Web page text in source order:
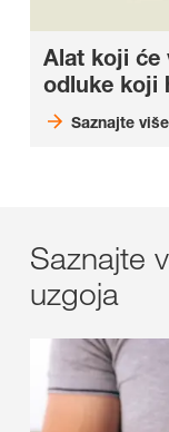
Alat koji će
odluke koji
Saznajte više
Saznajte
uzgoja